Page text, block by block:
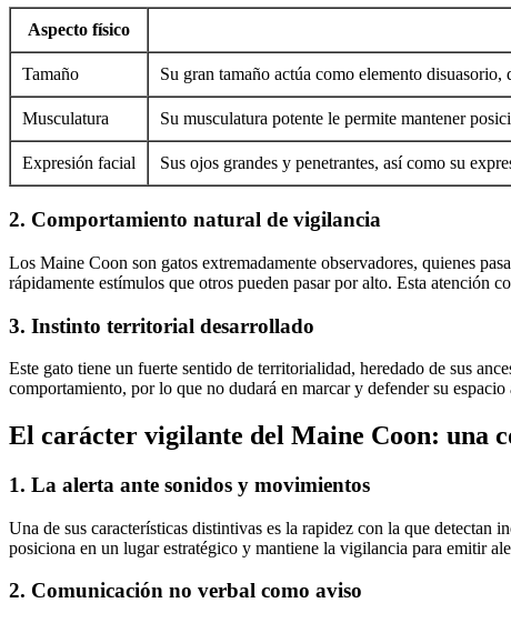
Aspecto físico
Tamaño Su gran tamaño actúa como elemento disuasorio,
Musculatura Su musculatura potente le permite mantener
Expresión facial Sus ojos grandes y penetrantes, así como su
2. Comportamiento natural de vigilancia
Los Maine Coon son gatos extremadamente observadores, quienes
rápidamente estímulos que otros pueden pasar por alto. Esta atención
3. Instinto territorial desarrollado
Este gato tiene un fuerte sentido de territorialidad, heredado de sus
comportamiento, por lo que no dudará en marcar y defender su espacio
El carácter vigilante del Maine Coon: una
1. La alerta ante sonidos y movimientos
Una de sus características distintivas es la rapidez con la que detectan
posiciona en un lugar estratégico y mantiene la vigilancia para emitir
2. Comunicación no verbal como aviso